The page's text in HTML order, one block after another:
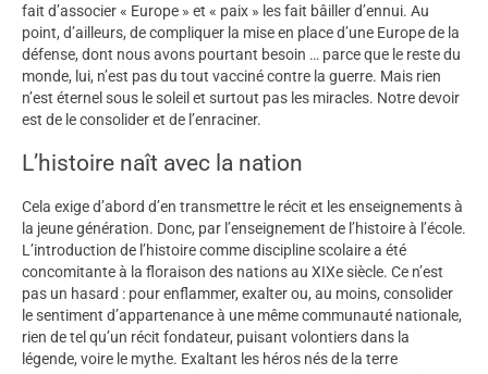
fait d’associer « Europe » et « paix » les fait bâiller d’ennui. Au
point, d’ailleurs, de compliquer la mise en place d’une Europe de la
défense, dont nous avons pourtant besoin … parce que le reste du
monde, lui, n’est pas du tout vacciné contre la guerre. Mais rien
n’est éternel sous le soleil et surtout pas les miracles. Notre devoir
est de le consolider et de l’enraciner.
L’histoire naît avec la nation
Cela exige d’abord d’en transmettre le récit et les enseignements à
la jeune génération. Donc, par l’enseignement de l’histoire à l’école.
L’introduction de l’histoire comme discipline scolaire a été
concomitante à la floraison des nations au XIXe siècle. Ce n’est
pas un hasard : pour enflammer, exalter ou, au moins, consolider
le sentiment d’appartenance à une même communauté nationale,
rien de tel qu’un récit fondateur, puisant volontiers dans la
légende, voire le mythe. Exaltant les héros nés de la terre